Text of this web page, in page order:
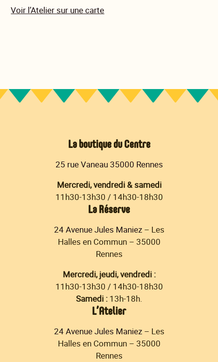
Voir l’Atelier sur une carte
La boutique du Centre
25 rue Vaneau 35000 Rennes
Mercredi, vendredi & samedi
11h30-13h30 / 14h30-18h30
La Réserve
24 Avenue Jules Maniez– Les
Halles en Commun – 35000
Rennes
Mercredi, jeudi, vendredi :
11h30-13h30 / 14h30-18h30
Samedi : 13h-18h.
L’Atelier
24 Avenue Jules Maniez– Les
Halles en Commun – 35000
Rennes